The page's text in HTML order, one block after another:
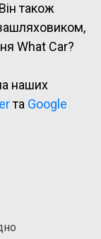
також
What Car?
наших
та Google